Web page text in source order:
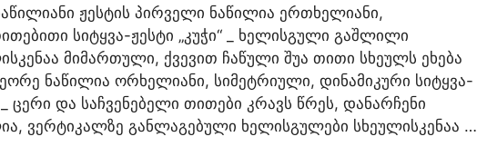
ჟესტის პირველი ნაწილია ერთხელიანი,
სიტყვა-ჟესტი „კუჭი“ _ ხელისგული გაშლილი
მიმართული, ქვევით ჩაწული შუა თითი სხეულს ეხება
ნაწილია ორხელიანი, სიმეტრიული, დინამიკური სიტყვა-
_ ცერი და საჩვენებელი თითები კრავს წრეს, დანარჩენი
ვერტიკალზე განლაგებული ხელისგულები სხეულისკენაა …